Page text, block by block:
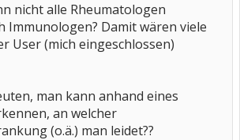
nicht alle Rheumatologen
Immunologen? Damit wären viele
User (mich eingeschlossen)
man kann anhand eines
an welcher
(o.ä.) man leidet??